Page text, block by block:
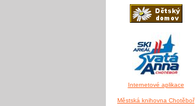
Internetové aplikace
Městská knihovna Chotěboř